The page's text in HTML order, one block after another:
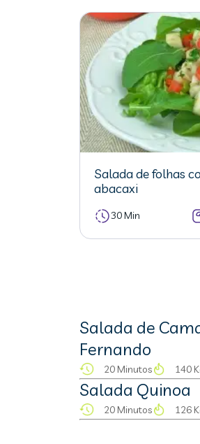
Salada de folhas
abacaxi
30 Min
Salada de
Fernando
20 Minutos 140
Salada Quinoa
20 Minutos 126